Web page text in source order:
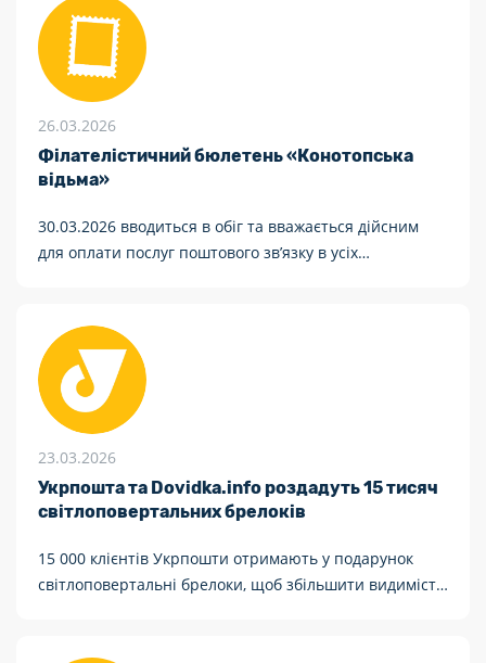
26.03.2026
Філателістичний бюлетень «Конотопська
відьма»
30.03.2026 вводиться в обіг та вважається дійсним
для оплати послуг поштового звʼязку в усіх
23.03.2026
Укрпошта та Dovidka.info роздадуть 15 тисяч
світлоповертальних брелоків
15 000 клієнтів Укрпошти отримають у подарунок
світлоповертальні брелоки, щоб збільшити видимість